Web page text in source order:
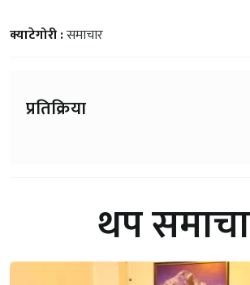
क्याटेगोरी :समाचार
प्रतिक्रिया
थप